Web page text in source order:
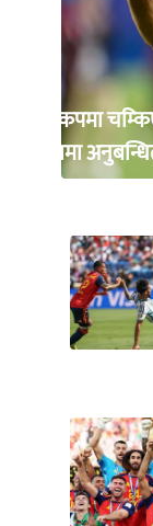
विश्वकपमा
क्लबमा